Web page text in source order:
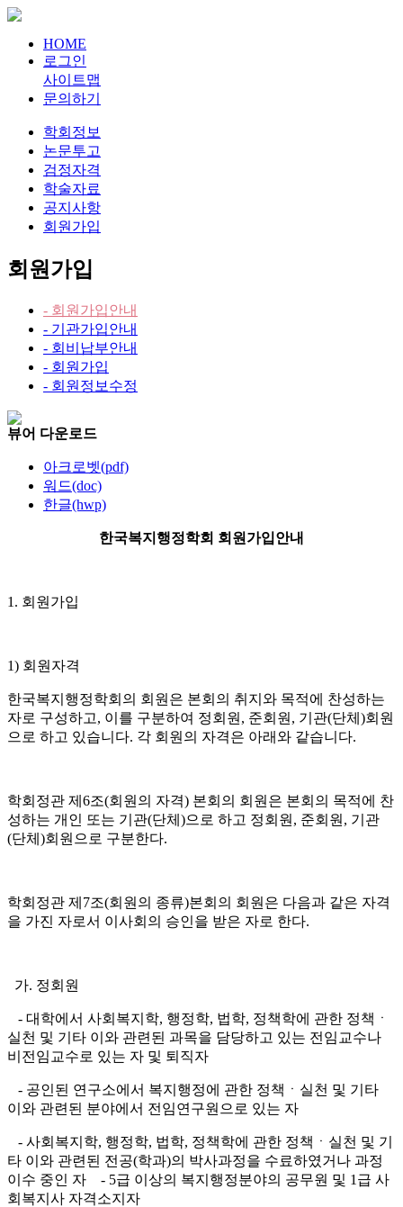
HOME
로그인
사이트맵
문의하기
학회정보
논문투고
검정자격
학술자료
공지사항
회원가입
회원가입
- 회원가입안내
- 기관가입안내
- 회비납부안내
- 회원가입
- 회원정보수정
뷰어 다운로드
아크로벳(pdf)
워드(doc)
한글(hwp)
한국복지행정학회 회원가입안내
1. 회원가입
1) 회원자격
한국복지행정학회의 회원은 본회의 취지와 목적에 찬성하는
자로 구성하고, 이를 구분하여 정회원 , 준회원 , 기관(단체 )회원
으로 하고 있습니다. 각 회원의 자격은 아래와 같습니다.
학회정관 제 6조(회원의 자격) 본회의 회원은 본회의 목적에 찬
성하는 개인 또는 기관(단체 )으로 하고 정회원 , 준회원 , 기관
(단체 )회원으로 구분한다.
학회정관 제 7조(회원의 종류)본회의 회원은 다음과 같은 자격
을 가진 자로서 이사회의 승인을 받은 자로 한다.
가. 정회원
- 대학에서 사회복지학, 행정학, 법학, 정책학에 관한 정책 ㆍ
실천 및 기타 이와 관련된 과목을 담당하고 있는 전임교수나
비전임교수로 있는 자 및 퇴직자
- 공인된 연구소에서 복지행정에 관한 정책 ㆍ 실천 및 기타
이와 관련된 분야에서 전임연구원으로 있는 자
- 사회복지학, 행정학, 법학, 정책학에 관한 정책 ㆍ 실천 및 기
타 이와 관련된 전공(학과)의 박사과정을 수료하였거나 과정
이수 중인 자
- 5급 이상의 복지행정분야의 공무원 및 1 급 사
회복지사 자격소지자